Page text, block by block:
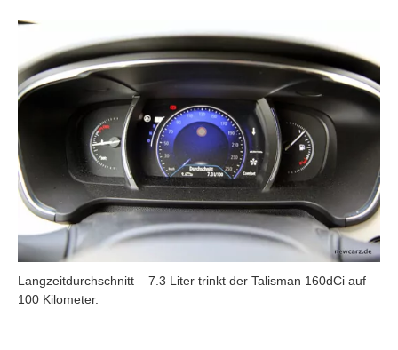
Langzeitdurchschnitt – 7.3 Liter trinkt der Talisman 160dCi auf
100 Kilometer.